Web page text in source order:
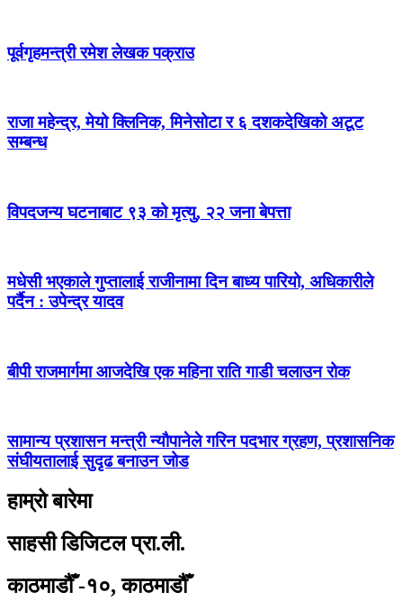
पूर्वगृहमन्त्री रमेश लेखक पक्राउ
राजा महेन्द्र, मेयो क्लिनिक, मिनेसोटा र ६ दशकदेखिको अटूट
सम्बन्ध
विपदजन्य घटनाबाट ९३ को मृत्यु, २२ जना बेपत्ता
मधेसी भएकाले गुप्तालाई राजीनामा दिन बाध्य पारियो, अधिकारीले
पर्दैन : उपेन्द्र यादव
बीपी राजमार्गमा आजदेखि एक महिना राति गाडी चलाउन रोक
सामान्य प्रशासन मन्त्री न्यौपानेले गरिन पदभार ग्रहण, प्रशासनिक
संघीयतालाई सुदृढ बनाउन जोड
हाम्रो बारेमा
साहसी डिजिटल प्रा.ली.
काठमाडौँ -१०, काठमाडौँ